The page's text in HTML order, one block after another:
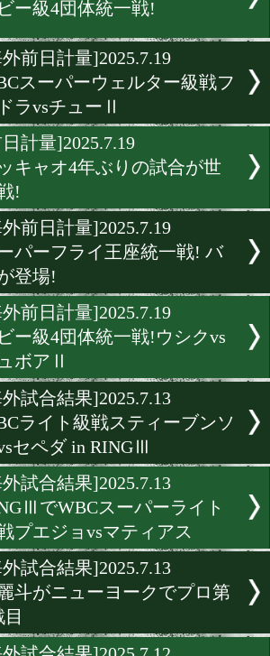
[試合結果]2025.7.20
S.フライ級バムとカフが2
一戦
[試合結果]2025.7.20
WBCのSウェルター級とS.
ト級が動いた!
[試合結果]2025.7.20
ヘビー級4団体統一戦!
[海外前日計量]2025.7.19
WBCスーパーウェルター
ンドラvsチューⅡ
[前日計量]2025.7.19
パッキャオ4年ぶりの試合
界戦!
[海外前日計量]2025.7.19
スーパーフライ王座統一戦
ムが登場!